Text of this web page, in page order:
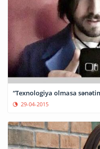
“Texnologiya olmasa
29-04-2015